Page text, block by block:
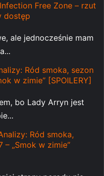
Infection Free Zone – rzut
dostęp
ale jednocześnie mam
Ród smoka, sezon
w zimie” [SPOILERY]
bo Lady Arryn jest
Ród smoka,
– „Smok w zimie”